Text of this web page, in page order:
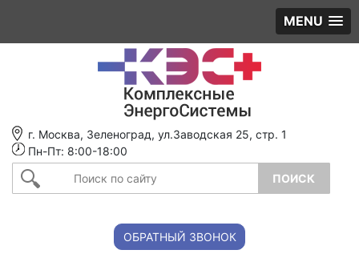
MENU
г. Москва, Зеленоград, ул.Заводская 25, стр. 1
Пн-Пт: 8:00-18:00
ОБРАТНЫЙ ЗВОНОК